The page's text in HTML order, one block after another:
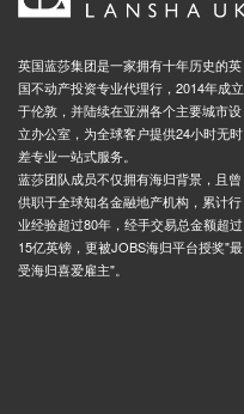
英国蓝莎集团是一家拥有十年历史的英
国不动产投资专业代理行，2014年成立
于伦敦，并陆续在亚洲各个主要城市设
立办公室，为全球客户提供24小时无时
差专业一站式服务。
蓝莎团队成员不仅拥有海归背景，且曾
供职于全球知名金融地产机构，累计行
业经验超过80年，经手交易总金额超过
15亿英镑，更被JOBS海归平台授奖"最
受海归喜爱雇主"。